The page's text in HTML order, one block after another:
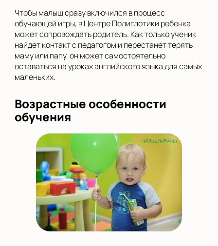
Чтобы малыш сразу включился в процесс
обучающей игры, в Центре Полиглотики ребенка
может сопровождать родитель. Как только ученик
найдет контакт с педагогом и перестанет терять
маму или папу, он может самостоятельно
оставаться на уроках английского языка для самых
маленьких.
Возрастные особенности
обучения